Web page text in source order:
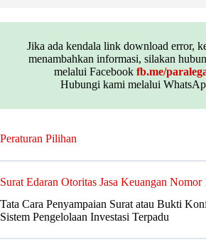
Jika ada kendala link download error,
menambahkan informasi, silakan
melalui Facebook fb.me/
Hubungi kami melalui
Peraturan Pilihan
Surat Edaran Otoritas Jasa Keuangan
Tata Cara Penyampaian Surat atau Bukti
Sistem Pengelolaan Investasi Terpadu